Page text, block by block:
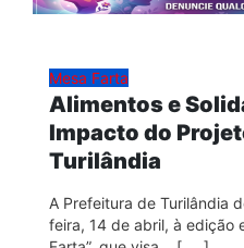
Mesa Farta
Alimentos e
Impacto do
Turilândia
A Prefeitura de Turilândia
feira, 14 de abril, à edição